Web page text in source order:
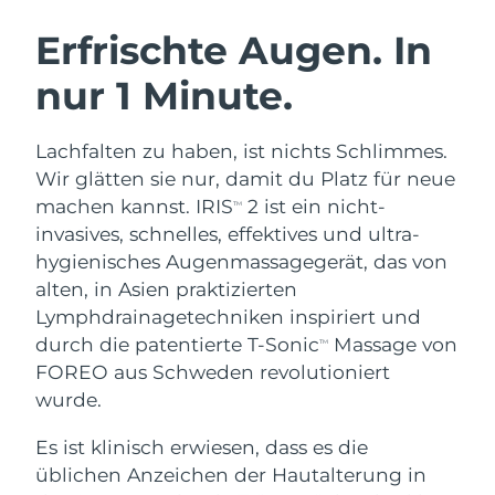
Erfrischte Augen. In
nur 1 Minute.
Lachfalten zu haben, ist nichts Schlimmes.
Wir glätten sie nur, damit du Platz für neue
machen kannst. IRISTM
2 ist ein nicht-
invasives, schnelles, effektives und ultra-
hygienisches Augenmassagegerät, das von
alten, in Asien praktizierten
Lymphdrainagetechniken inspiriert und
durch die patentierte T-SonicTM
Massage von
FOREO aus Schweden revolutioniert
wurde.
Es ist klinisch erwiesen, dass es die
üblichen Anzeichen der Hautalterung in
LUNA™ 4 Set
Anti-aging massage
LUNA™ 4 Plus
Massage, LED heating
BEAR™ 2 Set
Microcurrent toning
BEAR™ 2 go
Microcurrent toning on-the-go
Hydratisierung
UFO™ 3 Set
Deep facial hydration
Near-infrared and red light therapy
device
Mundpflege
issa™ 4
Hybrid silicone sonic toothbrush
Smart hybrid silicone sonic toothbrush
FAQ™ ANTI-AGING-BEHANDLUNG
Anti-aging LED-Behandlungen
NEW
Österreich Erwartete Lieferung
Bahrain Erwartete Lieferung
Belgien Erwartete Lieferung 8/9/26
Bermuda Erwartete Lieferung
Bosnien und
Herzegowina
Erwartete Lieferung
Brunei Darussalam Erwartete Lieferung8/14/26
Bulgarien
Kanada Erwartete Lieferung